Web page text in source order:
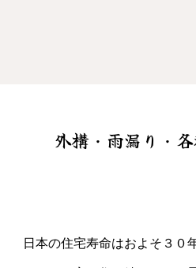
外構・雨漏り・
日本の住宅寿命はおよそ３０